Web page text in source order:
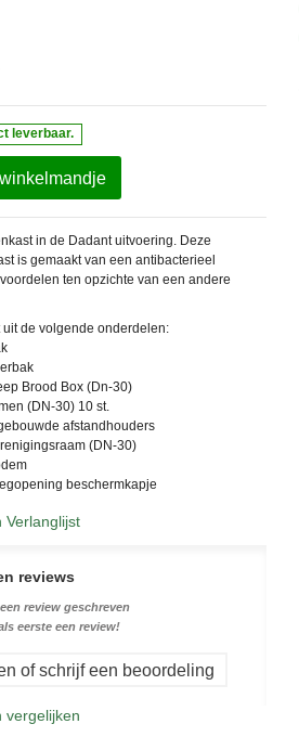
leverbaar.
winkelmandje
in de Dadant uitvoering. Deze
is gemaakt van een antibacterieel
ten opzichte van een andere
uit de volgende onderdelen:
Brood Box (Dn-30)
(DN-30) 10 st.
afstandhouders
(DN-30)
beschermkapje
Verlanglijst
reviews
review geschreven
eerste een review!
of schrijf een beoordeling
vergelijken